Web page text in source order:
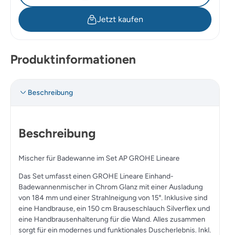
Jetzt kaufen
Produktinformationen
Beschreibung
Beschreibung
Mischer für Badewanne im Set AP GROHE Lineare
Das Set umfasst einen GROHE Lineare Einhand-
Badewannenmischer in Chrom Glanz mit einer Ausladung
von 184 mm und einer Strahlneigung von 15°. Inklusive sind
eine Handbrause, ein 150 cm Brauseschlauch Silverflex und
eine Handbrausenhalterung für die Wand. Alles zusammen
sorgt für ein modernes und funktionales Duscherlebnis. Inkl.